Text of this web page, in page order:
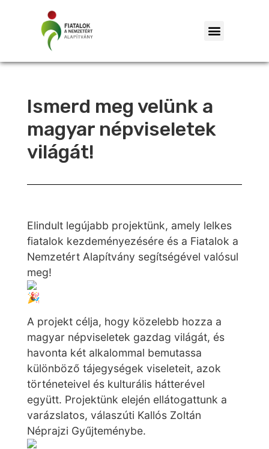
Ismerd meg velünk a
magyar népviseletek
világát!
Elindult legújabb projektünk, amely lelkes
fiatalok kezdeményezésére és a Fiatalok a
Nemzetért Alapítvány segítségével valósul
meg!
A projekt célja, hogy közelebb hozza a
magyar népviseletek gazdag világát, és
havonta két alkalommal bemutassa
különböző tájegységek viseleteit, azok
történeteivel és kulturális hátterével
együtt. Projektünk elején ellátogattunk a
varázslatos, válaszúti Kallós Zoltán
Néprajzi Gyűjteménybe.